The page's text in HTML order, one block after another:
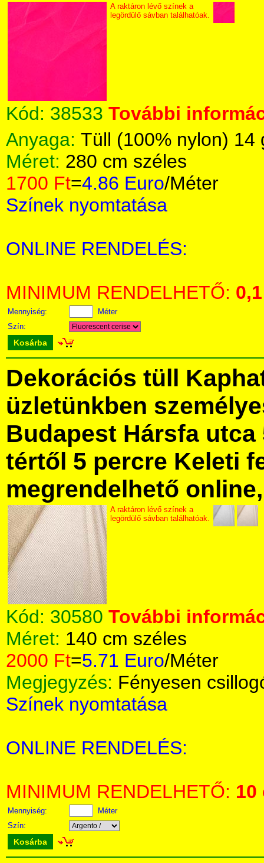
A raktáron lévő színek a
legördülő sávban találhatóak.
Kód: 38533 További
Anyaga: Tüll (100% nylon) 14
Méret: 280 cm széles
1700 Ft=4.86 Euro/Méter
Színek nyomtatása
ONLINE RENDELÉS:
MINIMUM RENDELHETŐ: 0,1
Mennyiség:
Méter
Szín:
Kosárba
Dekorációs tüll
üzletünkben
Budapest Hársfa utca
tértől 5 percre Keleti
megrendelhető
A raktáron lévő színek a
legördülő sávban találhatóak.
Kód: 30580 További
Méret: 140 cm széles
2000 Ft=5.71 Euro/Méter
Megjegyzés: Fényesen
Színek nyomtatása
ONLINE RENDELÉS:
MINIMUM RENDELHETŐ: 10
Mennyiség:
Méter
Szín:
Kosárba